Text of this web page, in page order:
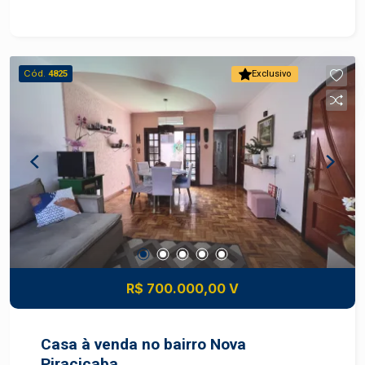
ou profissionais que buscam um lar confortável e
bem localizado - Fácil Acesso: proximidade ao
Hospital Fornecedores de Cana e outros
serviços e comércios do bairro Agende uma
Visita! Venha conhecer a casa e avaliar a
oportunidade de locação ou compra!
Exclusivo
Cód. 4825
R$ 700.000,00 V
Casa à venda no bairro Nova